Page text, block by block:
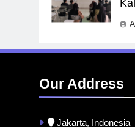
Our Address
Jakarta, Indonesia